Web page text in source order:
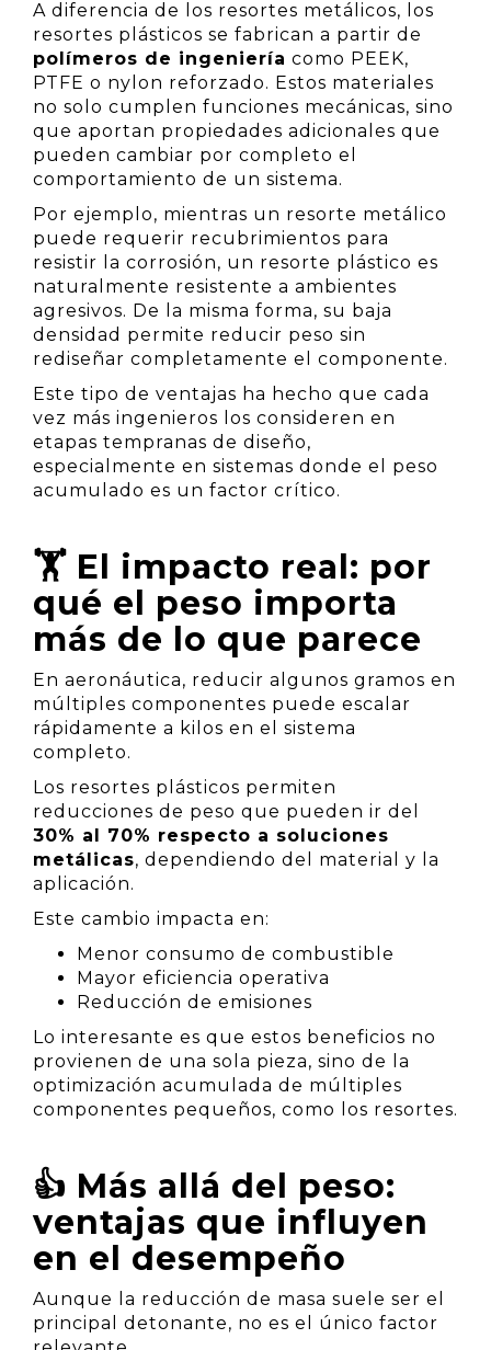
A diferencia de los resortes metálicos, los
resortes plásticos se fabrican a partir de
polímeros de ingeniería como PEEK,
PTFE o nylon reforzado. Estos materiales
no solo cumplen funciones mecánicas, sino
que aportan propiedades adicionales que
pueden cambiar por completo el
comportamiento de un sistema.
Por ejemplo, mientras un resorte metálico
puede requerir recubrimientos para
resistir la corrosión, un resorte plástico es
naturalmente resistente a ambientes
agresivos. De la misma forma, su baja
densidad permite reducir peso sin
rediseñar completamente el componente.
Este tipo de ventajas ha hecho que cada
vez más ingenieros los consideren en
etapas tempranas de diseño,
especialmente en sistemas donde el peso
acumulado es un factor crítico.
🏋️ El impacto real: por
qué el peso importa
más de lo que parece
En aeronáutica, reducir algunos gramos en
múltiples componentes puede escalar
rápidamente a kilos en el sistema
completo.
Los resortes plásticos permiten
reducciones de peso que pueden ir del
30% al 70% respecto a soluciones
metálicas, dependiendo del material y la
aplicación.
Este cambio impacta en:
Menor consumo de combustible
Mayor eficiencia operativa
Reducción de emisiones
Lo interesante es que estos beneficios no
provienen de una sola pieza, sino de la
optimización acumulada de múltiples
componentes pequeños, como los resortes.
👍 Más allá del peso:
ventajas que influyen
en el desempeño
Aunque la reducción de masa suele ser el
principal detonante, no es el único factor